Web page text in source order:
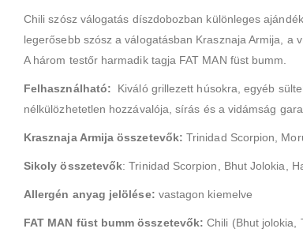
Chili szósz válogatás díszdobozban különleges
legerősebb szósz a válogatásban Krasznaja Armija, a
A három testőr harmadik tagja FAT MAN füst bumm.
Felhasználható: Kiváló grillezett húsokra, egyéb
nélkülözhetetlen hozzávalója, sírás és a vidámság
Krasznaja Armija összetevők: Trinidad Scorpion,
Sikoly összetevők: Trinidad Scorpion, Bhut Jolokia,
Allergén anyag jelölése: vastagon kiemelve
FAT MAN füst bumm összetevők:Chili (Bhut jolokia,